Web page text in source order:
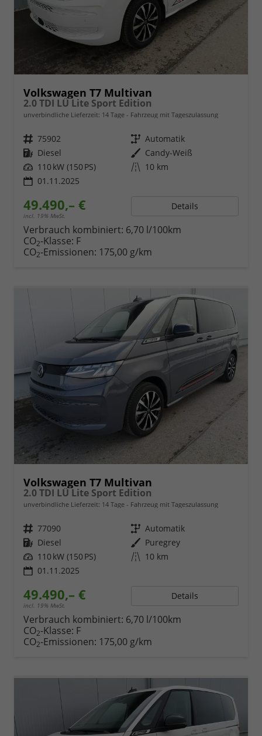
Volkswagen T7 Multivan
2.0 TDI LÜ Lite Sport Edition
unverbindliche Lieferzeit: 14 Tage Fahrzeug mit Tageszulassung
Fahrzeugnr. 75902 Getriebe Automatik
Kraftstoff Diesel Außenfarbe Candy-Weiß
Leistung 110 kW (150 PS) Kilometerstand 10 km
01.11.2025
49.490,– €
incl. 19% MwSt.
Details
Verbrauch kombiniert: 6,70 l/100km
CO2-Klasse: F
CO2-Emissionen: 175,00 g/km
Volkswagen T7 Multivan
2.0 TDI LÜ Lite Sport Edition
unverbindliche Lieferzeit: 14 Tage Fahrzeug mit Tageszulassung
Fahrzeugnr. 77090 Getriebe Automatik
Kraftstoff Diesel Außenfarbe Puregrey
Leistung 110 kW (150 PS) Kilometerstand 10 km
01.11.2025
49.490,– €
incl. 19% MwSt.
Details
Verbrauch kombiniert: 6,70 l/100km
CO2-Klasse: F
CO2-Emissionen: 175,00 g/km